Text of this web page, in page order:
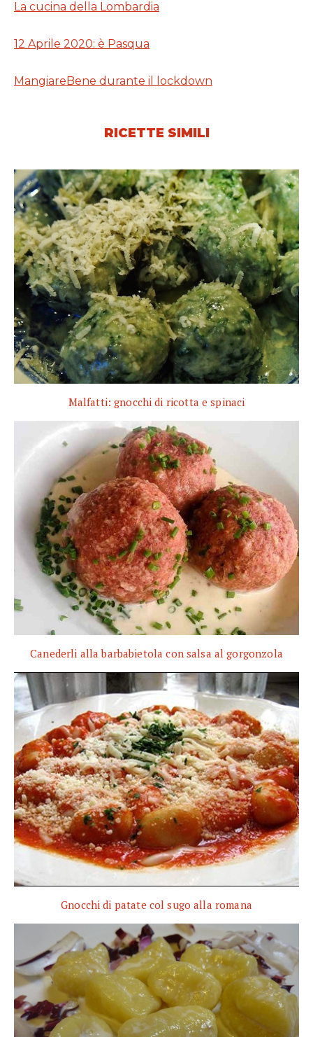
La cucina della Lombardia
12 Aprile 2020: è Pasqua
MangiareBene durante il lockdown
RICETTE SIMILI
Malfatti: gnocchi di ricotta e spinaci
Canederli alla barbabietola con salsa al gorgonzola
Gnocchi di patate col sugo alla romana